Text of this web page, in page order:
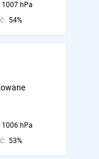
1007 hPa
54%
1006 hPa
53%